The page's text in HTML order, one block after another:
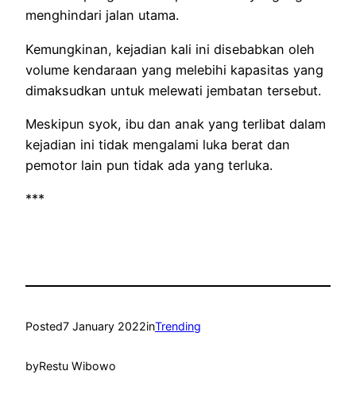
menghindari jalan utama.
Kemungkinan, kejadian kali ini disebabkan oleh
volume kendaraan yang melebihi kapasitas yang
dimaksudkan untuk melewati jembatan tersebut.
Meskipun syok, ibu dan anak yang terlibat dalam
kejadian ini tidak mengalami luka berat dan
pemotor lain pun tidak ada yang terluka.
***
Posted7 January 2022inTrending
byRestu Wibowo